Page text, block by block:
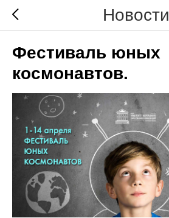
Новости
Фестиваль юных
космонавтов.